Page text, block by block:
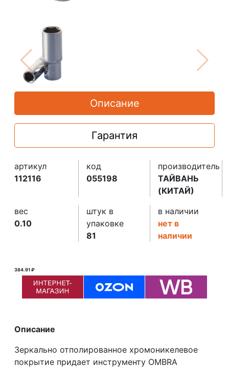
Описание
Гарантия
артикул
112116
код
055198
производитель
ТАЙВАНЬ
(КИТАЙ)
вес
0.10
штук в
упаковке
81
в наличии
нет в
наличии
384.91 ₽
Описание
Зеркально отполированное хромоникелевое
покрытие придает инструменту OMBRA